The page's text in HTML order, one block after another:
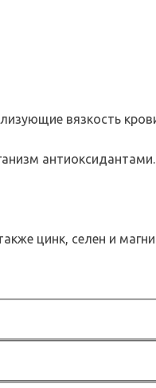
вязкость
антиоксидантами.
цинк, селен и